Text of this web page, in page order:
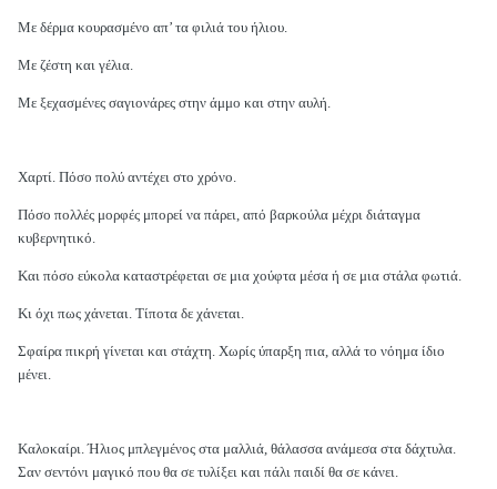
Με δέρμα κουρασμένο απ’ τα φιλιά του ήλιου.
Με ζέστη και γέλια.
Με ξεχασμένες σαγιονάρες στην άμμο και στην αυλή.
Χαρτί. Πόσο πολύ αντέχει στο χρόνο.
Πόσο πολλές μορφές μπορεί να πάρει, από βαρκούλα μέχρι διάταγμα
κυβερνητικό.
Και πόσο εύκολα καταστρέφεται σε μια χούφτα μέσα ή σε μια στάλα φωτιά.
Κι όχι πως χάνεται. Τίποτα δε χάνεται.
Σφαίρα πικρή γίνεται και στάχτη. Χωρίς ύπαρξη πια, αλλά το νόημα ίδιο
μένει.
Καλοκαίρι. Ήλιος μπλεγμένος στα μαλλιά, θάλασσα ανάμεσα στα δάχτυλα.
Σαν σεντόνι μαγικό που θα σε τυλίξει και πάλι παιδί θα σε κάνει.